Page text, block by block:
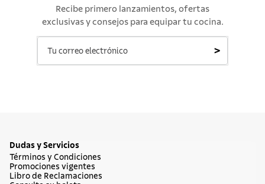
Recibe primero lanzamientos, ofertas
exclusivas y consejos para equipar tu cocina.
>
Dudas y Servicios
Términos y Condiciones
Promociones vigentes
Libro de Reclamaciones